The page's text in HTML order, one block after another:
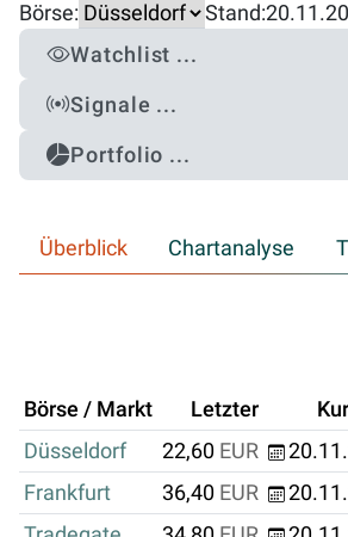
Börse: Stand:
Watchlist ...
Signale ...
Portfolio ...
Überblick Chartanalyse
Börse / Markt Letzter
Düsseldorf
22,60 EUR
Frankfurt
36,40 EUR